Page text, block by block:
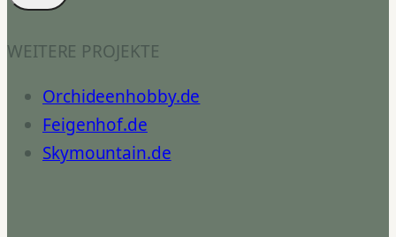
WEITERE PROJEKTE
Orchideenhobby.de
Feigenhof.de
Skymountain.de